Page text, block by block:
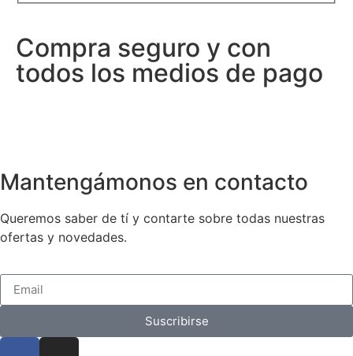
Compra seguro y con
todos los medios de pago
Mantengámonos en contacto
Queremos saber de tí y contarte sobre todas nuestras
ofertas y novedades.
Suscribirse